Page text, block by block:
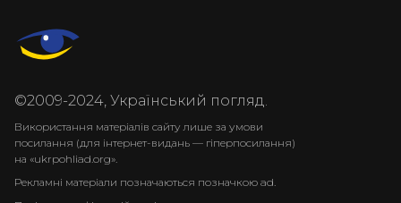
©2009-2024, Український погляд.
Використання матеріалів сайту лише за умови
посилання (для інтернет-видань — гіперпосилання)
на «ukrpohliad.org».
Рекламні матеріали позначаються позначкою ad.